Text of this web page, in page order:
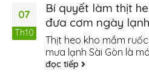
07
Th10
Bí quyết làm thịt
đưa cơm ngày lạnh
Thịt heo kho mắm
mưa lạnh Sài Gòn là
đọc tiếp